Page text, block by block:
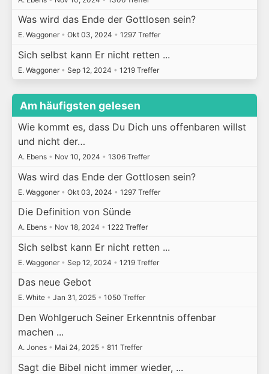
Was wird das Ende der Gottlosen sein?
E. Waggoner • Okt 03, 2024 • 1297 Treffer
Sich selbst kann Er nicht retten ...
E. Waggoner • Sep 12, 2024 • 1219 Treffer
Am häufigsten gelesen
Wie kommt es, dass Du Dich uns offenbaren willst
und nicht der…
A. Ebens • Nov 10, 2024 • 1306 Treffer
Was wird das Ende der Gottlosen sein?
E. Waggoner • Okt 03, 2024 • 1297 Treffer
Die Definition von Sünde
A. Ebens • Nov 18, 2024 • 1222 Treffer
Sich selbst kann Er nicht retten ...
E. Waggoner • Sep 12, 2024 • 1219 Treffer
Das neue Gebot
E. White • Jan 31, 2025 • 1050 Treffer
Den Wohlgeruch Seiner Erkenntnis offenbar
machen ...
A. Jones • Mai 24, 2025 • 811 Treffer
Sagt die Bibel nicht immer wieder, ...